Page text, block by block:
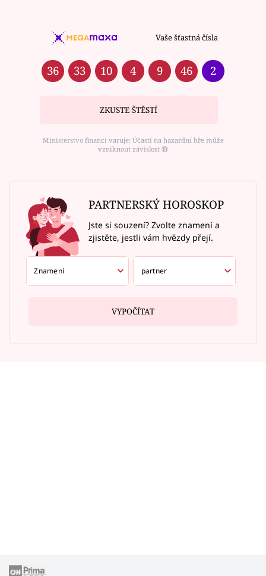
Vaše šťastná čísla
36 33 10 4 9 46 2
ZKUSTE ŠTĚSTÍ
Ministerstvo financí varuje: Účastí na hazardní hře může
vzniknout závislost ⑱
PARTNERSKÝ HOROSKOP
Jste si souzení? Zvolte znamení a
zjistěte, jestli vám hvězdy přejí.
VYPOČÍTAT